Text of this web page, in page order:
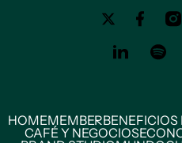
HOMEMEMBERBENEFICIOS
CAFÉ Y NEGOCIOS